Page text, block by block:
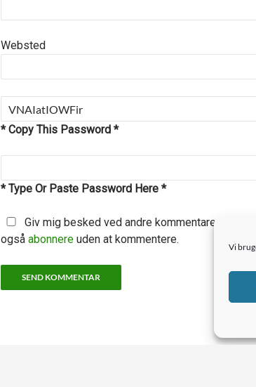
Vi
Websted
* Copy This Password *
* Type Or Paste Password Here *
Giv mig besked ved andre kommentarer via e-
også abonnere uden at kommentere.